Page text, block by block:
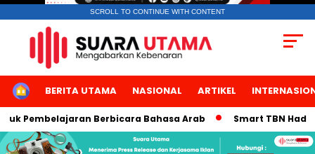
SCROLL TO CONTINUE WITH CONTENT
HOMEBERITA UTAMA NASIONAL ARTIKEL
Berbicara Bahasa Arab Smart TBN Hadir di